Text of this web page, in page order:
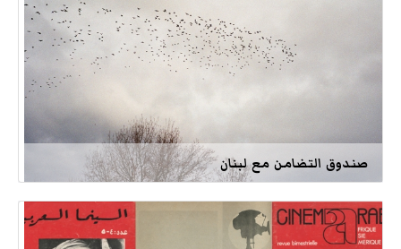
صندوق التضامن مع لبنان